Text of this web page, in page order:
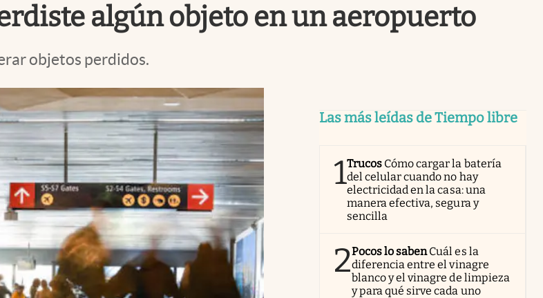
algún objeto en un aeropuerto
objetos perdidos.
Las más leídas de Tiempo libre
1Trucos Cómo cargar la batería
del celular cuando no hay
electricidad en la casa: una
manera efectiva, segura y
sencilla
2Pocos lo sabenCuál es la
diferencia entre el vinagre
blanco y el vinagre de limpieza
y para qué sirve cada uno